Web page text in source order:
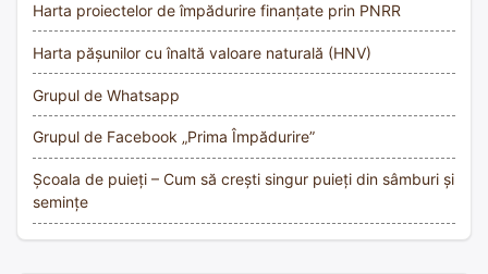
Harta proiectelor de împădurire finanțate prin PNRR
Harta pășunilor cu înaltă valoare naturală (HNV)
Grupul de Whatsapp
Grupul de Facebook „Prima Împădurire”
Școala de puieți – Cum să crești singur puieți din sâmburi și
semințe